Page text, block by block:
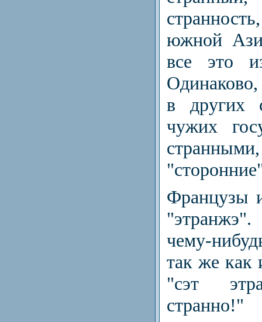
южной
все это
в других
чужих
Французы
чему-
так же как
"сэт
странно!"